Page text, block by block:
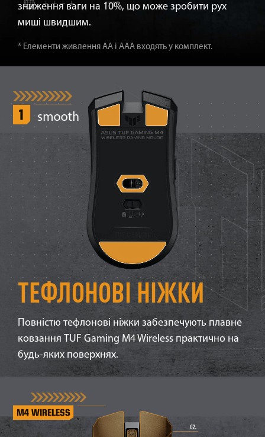
зниження ваги на 10%, що може зробити рух
миші швидшим.
* Елементи живлення АА і ААА входять у комплект.
ТЕФЛОНОВІ НІЖКИ
Повністю тефлонові ніжки забезпечують плавне
ковзання TUF Gaming M4 Wireless практично на
будь-яких поверхнях.